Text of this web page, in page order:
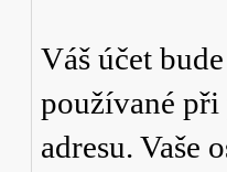
Váš účet
používané při
adresu. Vaše